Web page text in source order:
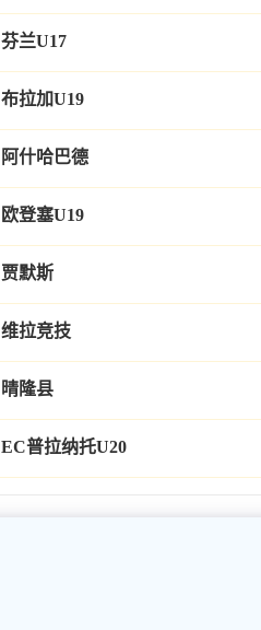
芬兰U17
布拉加U19
阿什哈巴德
欧登塞U19
贾默斯
维拉竞技
晴隆县
EC普拉纳托U20